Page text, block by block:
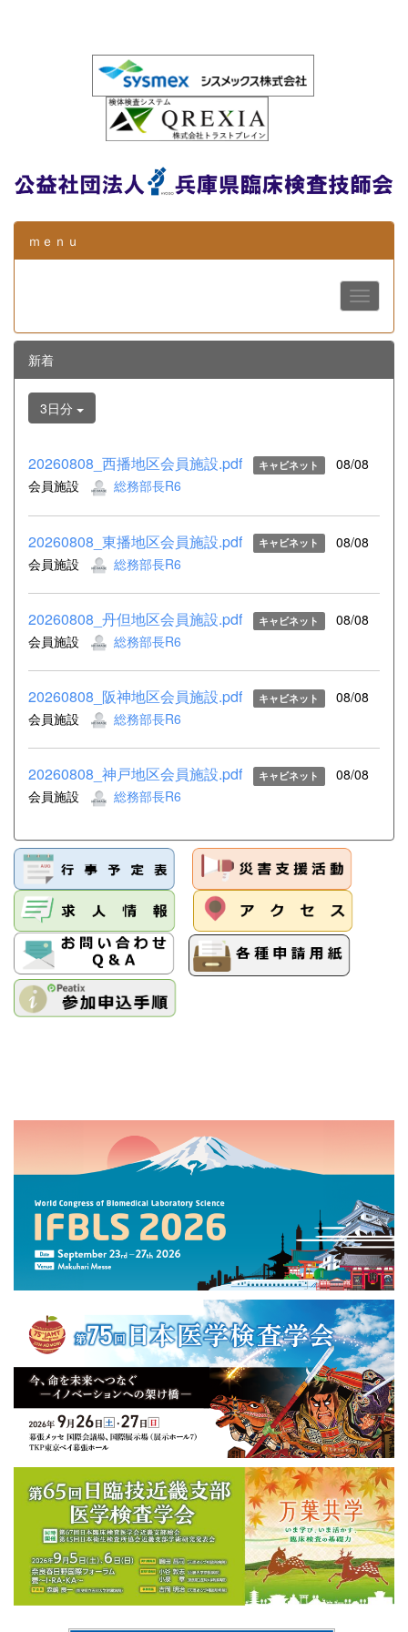
ｍｅｎｕ
新着
3日分
20260808_西播地区会員施設.pdf キャビネット
08/08
会員施設
総務部長R6
20260808_東播地区会員施設.pdf キャビネット
08/08
会員施設
総務部長R6
20260808_丹但地区会員施設.pdf キャビネット
08/08
会員施設
総務部長R6
20260808_阪神地区会員施設.pdf キャビネット
08/08
会員施設
総務部長R6
20260808_神戸地区会員施設.pdf キャビネット
08/08
会員施設
総務部長R6